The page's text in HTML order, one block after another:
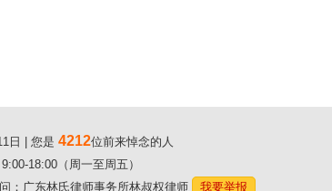
日 | 您是 4212位前来悼念的人
18:00（周一至周五）
：广东林氏律师事务所林叔权律师
我要举报